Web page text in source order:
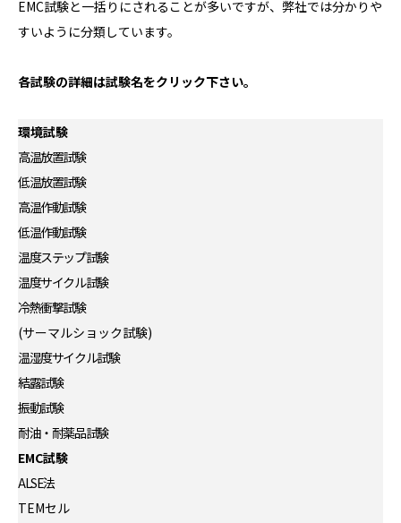
EMC試験と一括りにされることが多いですが、弊社では分かりや
すいように分類しています。
各試験の詳細は試験名をクリック下さい。
環境試験
高温放置試験
低温放置試験
高温作動試験
低温作動試験
温度ステップ試験
温度サイクル試験
冷熱衝撃試験
(サーマルショック試験)
温湿度サイクル試験
結露試験
振動試験
耐油・耐薬品試験
EMC試験
ALSE法
TEMセル